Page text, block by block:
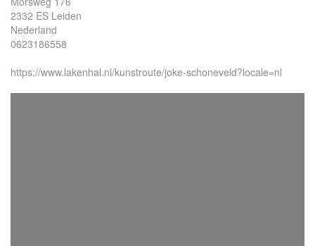
2332 ES Leiden
Nederland
0623186558
https://www.lakenhal.nl/kunstroute/joke-schoneveld?locale=nl